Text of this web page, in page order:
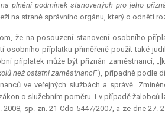
plnění podmínek stanovených pro jeho
na straně správního orgánu, který o odnětí
že na posouzení stanovení osobního
příplatku přiměřeně použít také
příplatek může být přiznán zaměstnanci, „[k]
než ostatní zaměstnanci“), případně podle
ve veřejných službách a správě.
o služebním poměru. I v případě žalobců
sp. zn. 21 Cdo 5447/2007, a ze dne 27.